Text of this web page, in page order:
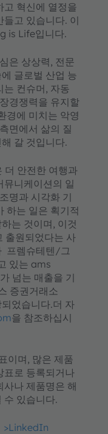
고 혁신에 열정을
고 있습니다. 이
is Life입니다.
은 상상력, 전문
글로벌 산업 능
는 컨슈머, 자동
경쟁력을 유지할
경에 미치는 악영
면에서 삶의 질
갈 것입니다.
더 안전한 여행과
뮤니케이션의 일
명과 시각화 기
하는 일은 획기적
는 것이며, 이것
출원되었다는 사
프렘슈테텐/그
있는 ams
넘는 매출을 기
증권거래소
었습니다.더 자
을 참조하십시
이며, 많은 제품
로 등록되거나
사나 제품명은 해
수 있습니다.
>LinkedIn